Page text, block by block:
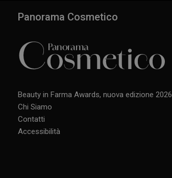
Panorama Cosmetico
Beauty in Farma Awards, nuova edizione 2026
Chi Siamo
Contatti
Accessibilità